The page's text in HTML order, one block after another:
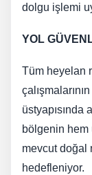
dolgu işlemi
YOL
Tüm heyelan
üstyapısında
bölgenin hem
mevcut doğal
hedefleniyor.